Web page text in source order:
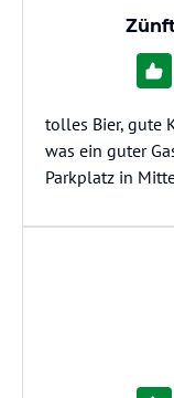
tolles Bier, gute
was ein guter
Parkplatz in